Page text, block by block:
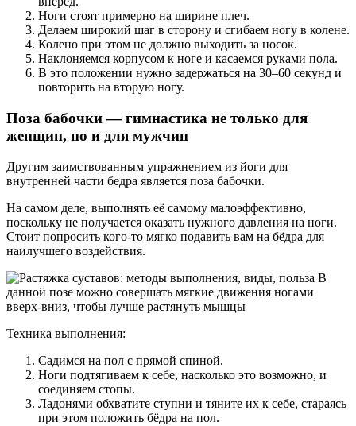
Ноги стоят примерно на ширине плеч.
Делаем широкий шаг в сторону и сгибаем ногу в колене.
Колено при этом не должно выходить за носок.
Наклоняемся корпусом к ноге и касаемся руками пола.
В это положении нужно задержаться на 30–60 секунд и
повторить на вторую ногу.
Поза бабочки — гимнастика не только для
женщин, но и для мужчин
Другим заимствованным упражнением из йоги для
внутренней части бедра является поза бабочки.
На самом деле, выполнять её самому малоэффективно,
поскольку не получается оказать нужного давления на ноги.
Стоит попросить кого-то мягко подавить вам на бёдра для
наилучшего воздействия.
В
данной позе можно совершать мягкие движения ногами
вверх-вниз, чтобы лучше растянуть мышцы
Техника выполнения:
Садимся на пол с прямой спиной.
Ноги подтягиваем к себе, насколько это возможно, и
соединяем стопы.
Ладонями обхватите ступни и тяните их к себе, стараясь
при этом положить бёдра на пол.